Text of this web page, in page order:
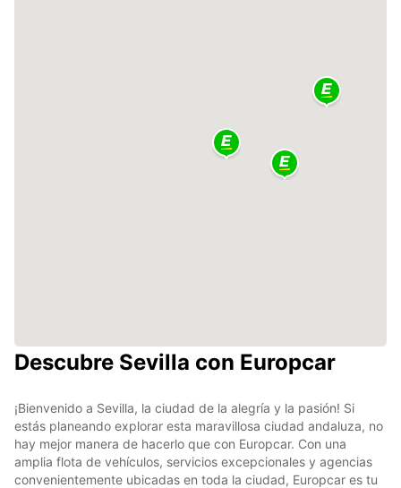
Descubre Sevilla con Europcar
¡Bienvenido a Sevilla, la ciudad de la alegría y la pasión! Si
estás planeando explorar esta maravillosa ciudad andaluza, no
hay mejor manera de hacerlo que con Europcar. Con una
amplia flota de vehículos, servicios excepcionales y agencias
convenientemente ubicadas en toda la ciudad, Europcar es tu